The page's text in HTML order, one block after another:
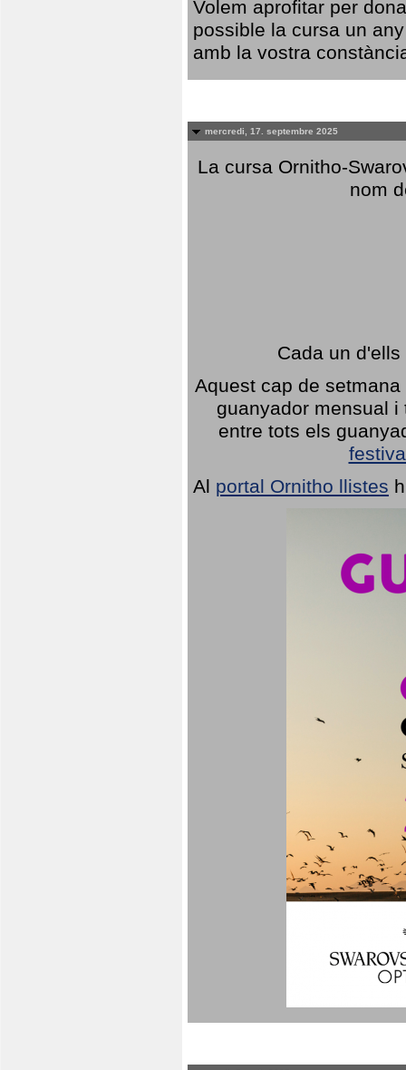
Volem aprofitar per
possible la cursa un
amb la vostra
mercredi, 17. septembre 2025
La cursa Ornitho-
nom
Cada un
Aquest cap de
guanyador mensual
entre tots els
Al portal Ornitho llistes